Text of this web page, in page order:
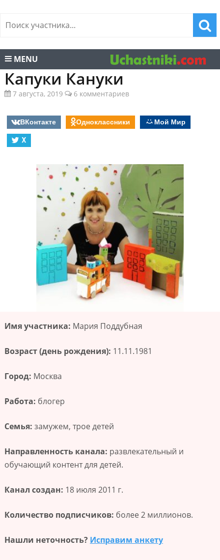
MENU
Капуки Кануки
7 августа, 2019 6 комментариев
ВКонтакте Одноклассники
Мой Мир
X
Имя участника: Мария Поддубная
Возраст (день рождения): 11.11.1981
Город: Москва
Работа: блогер
Семья: замужем, трое детей
Направленность канала: развлекательный и
обучающий контент для детей.
Канал создан: 18 июля 2011 г.
Количество подписчиков: более 2 миллионов.
Нашли неточность? Исправим анкету